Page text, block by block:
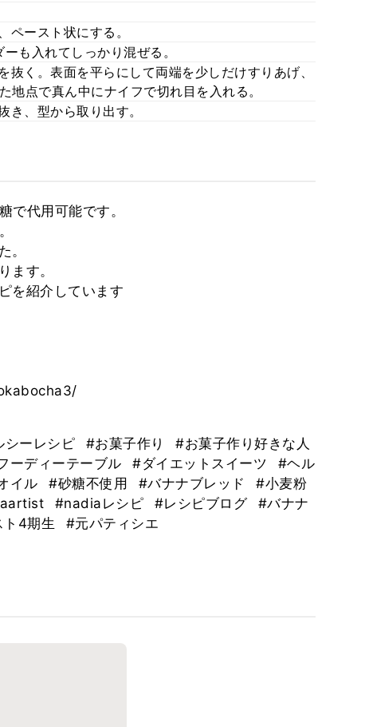
ペースト状にする。
も入れてしっかり混ぜる。
く。表面を平らにして両端を少しだけすりあげ、
点で真ん中にナイフで切れ目を入れる。
、型から取り出す。
で代用可能です。
。
ます。
を紹介しています
シーレシピ #お菓子作り
#お菓子作り好きな人
ーディーテーブル #ダイエットスイーツ
#ヘル
イル #砂糖不使用 #バナナブレッド
#小麦粉
#nadiaレシピ #レシピブログ
#バナナ
4期生 #元パティシエ